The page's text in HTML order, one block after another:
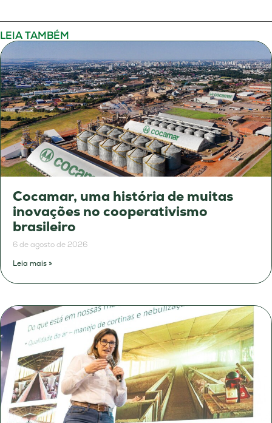
LEIA TAMBÉM
Cocamar, uma história de muitas
inovações no cooperativismo
brasileiro
6 de agosto de 2026
Leia mais »